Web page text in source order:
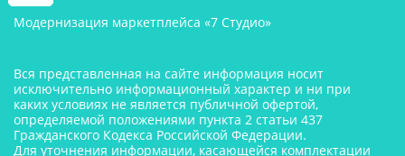
Модернизация маркетплейса «7 Студио»
Вся представленная на сайте информация носит
исключительно информационный характер и ни при
каких условиях не является публичной офертой,
определяемой положениями пункта 2 статьи 437
Гражданского Кодекса Российской Федерации.
Для уточнения информации, касающейся комплектации